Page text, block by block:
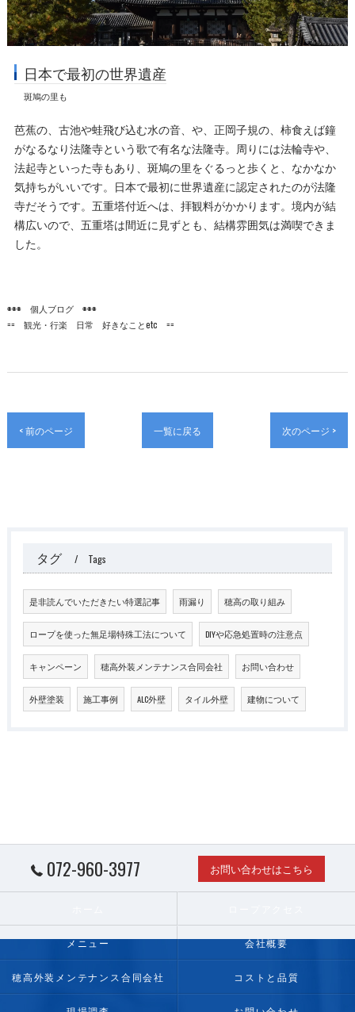
日本で最初の世界遺産
斑鳩の里も
芭蕉の、古池や蛙飛び込む水の音、や、正岡子規の、柿食えば鐘
がなるなり法隆寺という歌で有名な法隆寺。周りには法輪寺や、
法起寺といった寺もあり、斑鳩の里をぐるっと歩くと、なかなか
気持ちがいいです。日本で最初に世界遺産に認定されたのが法隆
寺だそうです。五重塔付近へは、拝観料がかかります。境内が結
構広いので、五重塔は間近に見ずとも、結構雰囲気は満喫できま
した。
◉◉◉ 個人ブログ ◉◉◉
== 観光・行楽 日常 好きなことetc ==
< 前のページ 一覧に戻る 次のページ >
タグ Tags
是非読んでいただきたい特選記事 雨漏り 穂高の取り組み
ロープを使った無足場特殊工法について DIYや応急処置時の注意点
キャンペーン 穂高外装メンテナンス合同会社 お問い合わせ
外壁塗装 施工事例 ALC外壁 タイル外壁 建物について
072-960-3977 お問い合わせはこちら
メニュー 会社概要
穂高外装メンテナンス合同会社 コストと品質